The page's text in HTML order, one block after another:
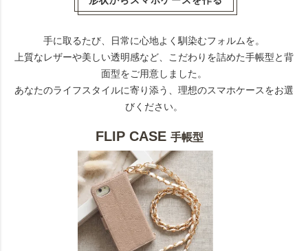
手に取るたび、日常に心地よく馴染むフォルムを。
上質なレザーや美しい透明感など、こだわりを詰めた手帳型と背
面型をご用意しました。
あなたのライフスタイルに寄り添う、理想のスマホケースをお選
びください。
FLIP CASE手帳型